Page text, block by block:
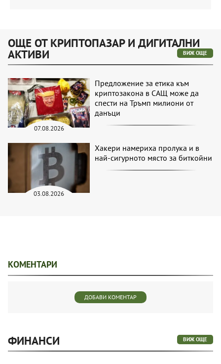
ОЩЕ ОТ КРИПТОПАЗАР И ДИГИТАЛНИ
АКТИВИ ВИЖ ОЩЕ
07.08.2026
Предложение за етика към
криптозакона в САЩ може да
спести на Тръмп милиони от
данъци
03.08.2026
Хакери намериха пролука и в
най-сигурното място за биткойни
КОМЕНТАРИ
ДОБАВИ КОМЕНТАР
ФИНАНСИ ВИЖ ОЩЕ